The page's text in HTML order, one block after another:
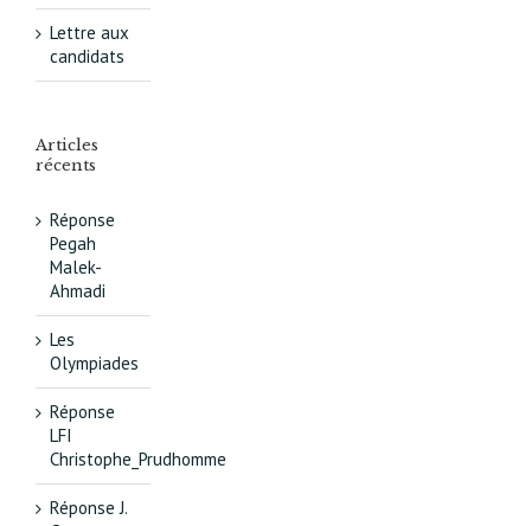
Lettre aux
candidats
Articles
récents
Réponse
Pegah
Malek-
Ahmadi
Les
Olympiades
Réponse
LFI
Christophe_Prudhomme
Réponse J.